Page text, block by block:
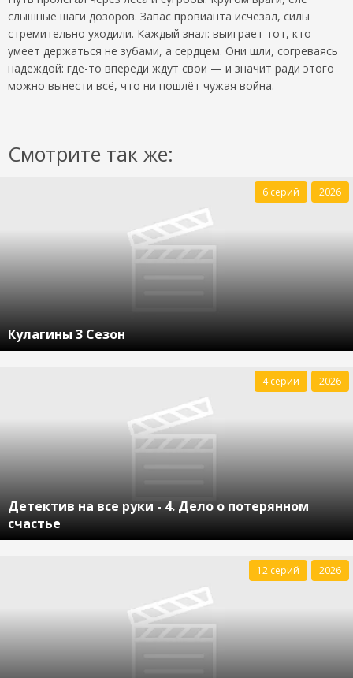
слышные шаги дозоров. Запас провианта исчезал, силы
стремительно уходили. Каждый знал: выиграет тот, кто
умеет держаться не зубами, а сердцем. Они шли, согреваясь
надеждой: где-то впереди ждут свои — и значит ради этого
можно вынести всё, что ни пошлёт чужая война.
Смотрите так же:
Кулагины 3 Сезон
6 серий 2026
Детектив на все руки - 4. Дело о потерянном
счастье
4 серии 2026
12 серий 2026